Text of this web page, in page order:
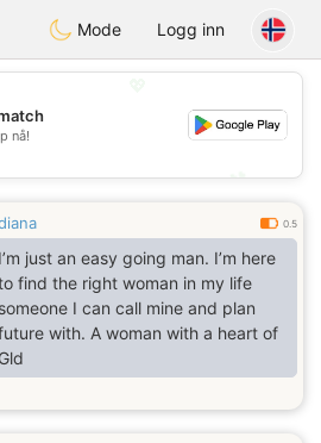
SvenskaDating
Mode Logg inn
💕
nå!
0.5
I’m just an easy going man. I’m here
find the right woman in my life
someone I can call mine and plan
with. A woman with a heart of
Gld